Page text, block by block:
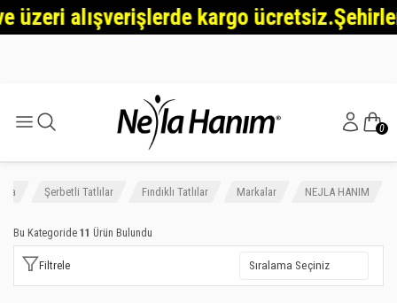
alışverişlerde kargo
0
Şerbetli Tatlılar Fındıklı Tatlılar Markalar NEJLA HANIM
Bu Kategoride 11 Ürün Bulundu
Filtrele